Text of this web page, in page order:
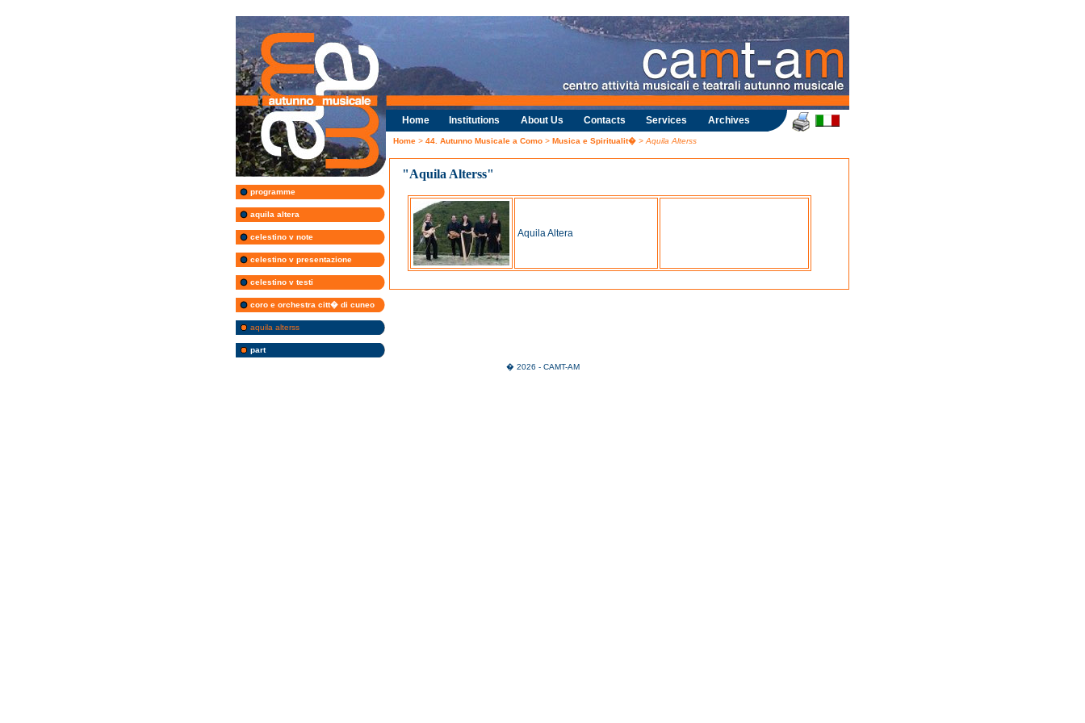
programme
aquila altera
celestino v note
celestino v presentazione
celestino v testi
coro e orchestra citt� di cuneo
aquila alterss
part
Home Institutions About Us Contacts Services Archives
Home > 44. Autunno Musicale a Como > Musica e Spiritualit� > Aquila Alterss
"Aquila Alterss"
Aquila Altera
� 2026 - CAMT-AM